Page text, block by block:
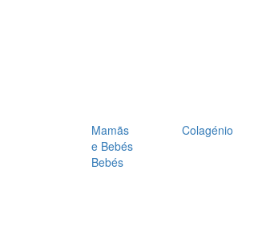
Mamãs
e Bebés
Bebés
Colagénio